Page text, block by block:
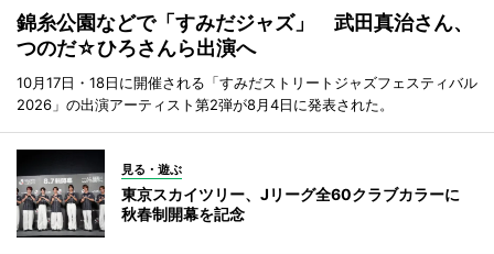
錦糸公園などで「すみだジャズ」 武田真治さん、
つのだ☆ひろさんら出演へ
10月17日・18日に開催される「すみだストリートジャズフェスティバル
2026」の出演アーティスト第2弾が8月4日に発表された。
見る・遊ぶ
東京スカイツリー、Jリーグ全60クラブカラーに
秋春制開幕を記念